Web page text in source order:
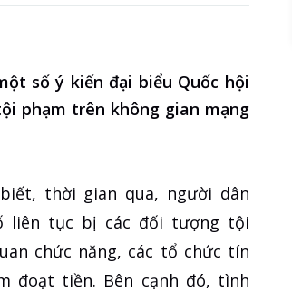
số ý kiến đại biểu Quốc hội
phạm trên không gian mạng
thời gian qua, người dân
liên tục bị các đối tượng tội
chức năng, các tổ chức tín
đoạt tiền. Bên cạnh đó, tình